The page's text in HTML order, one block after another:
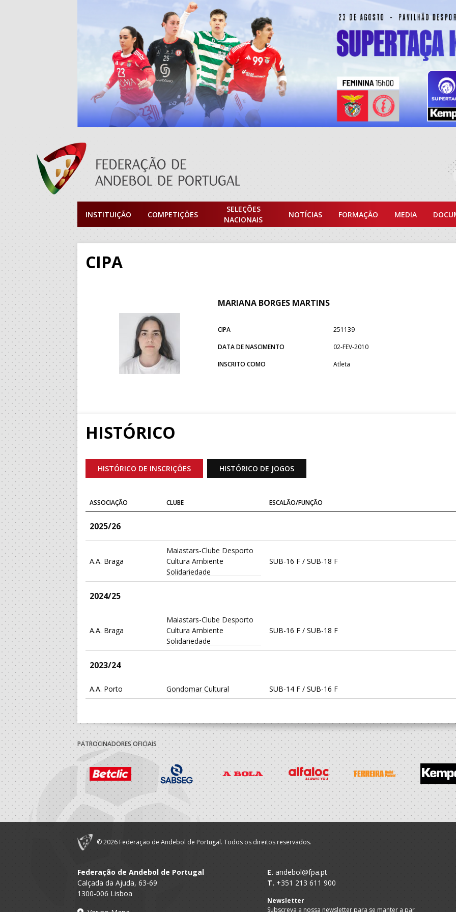
INSTITUIÇÃO COMPETIÇÕES
SELEÇÕES
NACIONAIS
NOTÍCIAS FORMAÇÃO MEDIA
CIPA
MARIANA BORGES MARTINS
CIPA
251139
DATA DE NASCIMENTO
02-FEV-2010
INSCRITO COMO
Atleta
HISTÓRICO
HISTÓRICO DE INSCRIÇÕES HISTÓRICO DE JOGOS
ASSOCIAÇÃO CLUBE ESCALÃO/FUNÇÃO
2025/26
A.A. Braga
Maiastars-Clube Desporto
Cultura Ambiente
Solidariedade
SUB-16 F / SUB-18 F
2024/25
A.A. Braga
Maiastars-Clube Desporto
Cultura Ambiente
Solidariedade
SUB-16 F / SUB-18 F
2023/24
A.A. Porto Gondomar Cultural SUB-14 F / SUB-16 F
PATROCINADORES OFICIAIS
© 2026 Federação de Andebol de Portugal. Todos os direitos reservados.
Federação de Andebol de Portugal
Calçada da Ajuda, 63-69
1300-006 Lisboa
E. andebol@fpa.pt
T. +351 213 611 900
Newsletter
Subscreva a nossa newsletter para se manter a par